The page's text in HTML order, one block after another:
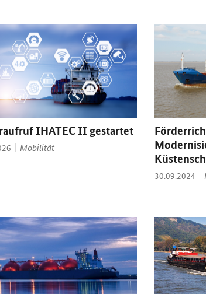
IHATEC II gestartet
Thema:
Mobilität
Datum:
30.09.2024